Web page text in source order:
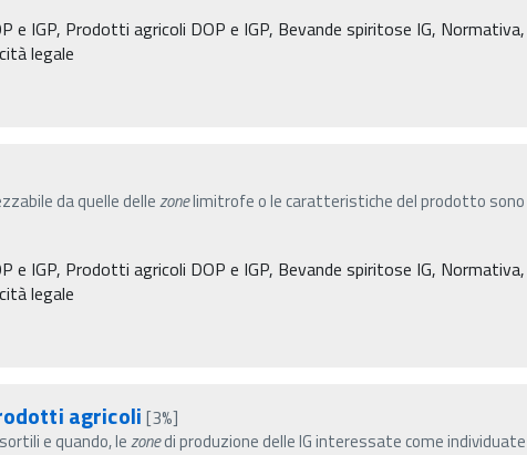
e IGP, Prodotti agricoli DOP e IGP, Bevande spiritose IG,
legale
da quelle dellezonelimitrofe o le caratteristiche del prodotto sono
e IGP, Prodotti agricoli DOP e IGP, Bevande spiritose IG,
legale
agricoli [3%]
e quando, lezonedi produzione delle IG interessate come